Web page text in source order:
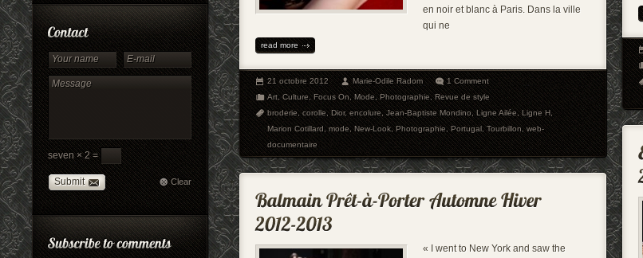
seven × 2 =
Submit Clear
en noir et blanc à Paris. Dans la ville
qui ne
read more
21 octobre 2012 Marie-Odile Radom
1 Comment
Art,Culture,Focus On,Mode,Photographie,Revue de style
broderie,corolle,Dior,encolure,Jean-Baptiste Mondino,Ligne Ailée,Ligne H,
Marion Cotillard,mode,New-Look,Photographie,Portugal,Tourbillon,web-
documentaire
« I went to New York and saw the